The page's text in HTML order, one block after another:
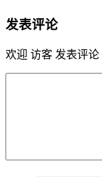
发表评论
欢迎 访客 发表评论